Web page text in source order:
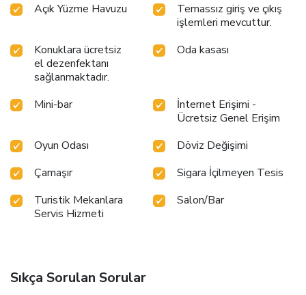
Açık Yüzme Havuzu
Temassız giriş ve çıkış
işlemleri mevcuttur.
Konuklara ücretsiz
el dezenfektanı
sağlanmaktadır.
Oda kasası
Mini-bar
İnternet Erişimi -
Ücretsiz Genel Erişim
Oyun Odası
Döviz Değişimi
Çamaşır
Sigara İçilmeyen Tesis
Turistik Mekanlara
Servis Hizmeti
Salon/Bar
Sıkça Sorulan Sorular